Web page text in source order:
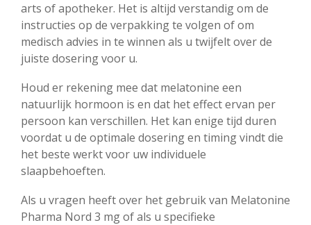
arts of apotheker. Het is altijd verstandig om de
instructies op de verpakking te volgen of om
medisch advies in te winnen als u twijfelt over de
juiste dosering voor u.
Houd er rekening mee dat melatonine een
natuurlijk hormoon is en dat het effect ervan per
persoon kan verschillen. Het kan enige tijd duren
voordat u de optimale dosering en timing vindt die
het beste werkt voor uw individuele
slaapbehoeften.
Als u vragen heeft over het gebruik van Melatonine
Pharma Nord 3 mg of als u specifieke